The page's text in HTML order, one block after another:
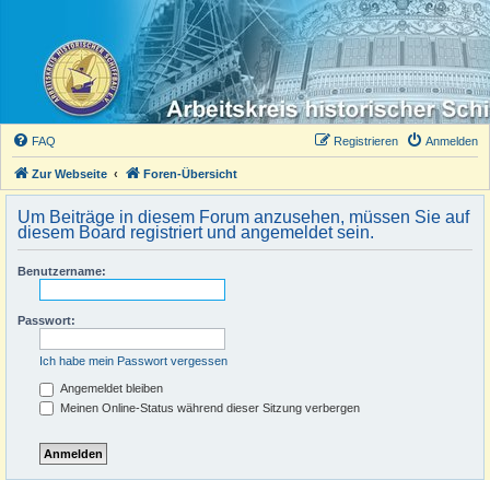
FAQ Anmelden
Registrieren
Zur Webseite Foren-Übersicht
Um Beiträge in diesem Forum anzusehen, müssen Sie auf
diesem Board registriert und angemeldet sein.
Benutzername:
Passwort:
Ich habe mein Passwort vergessen
Angemeldet bleiben
Meinen Online-Status während dieser Sitzung verbergen